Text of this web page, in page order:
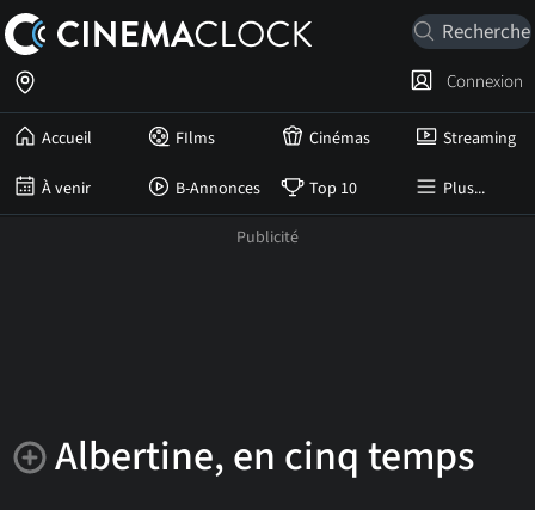
Accueil FIlms Cinémas Streaming
À venir B-Annonces Top 10 Plus...
Connexion
Albertine, en cinq temps